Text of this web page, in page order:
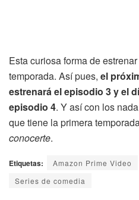
Esta curiosa forma de
temporada. Así pues, el
estrenará el episodio 3 y el
episodio 4. Y así con los
que tiene la primera
conocerte.
Etiquetas: Amazon Prime Video
Series de comedia